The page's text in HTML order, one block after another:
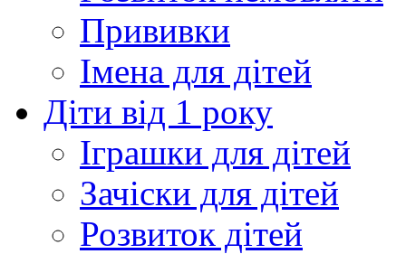
Прививки
Імена для дітей
Діти від 1 року
Іграшки для дітей
Зачіски для дітей
Розвиток дітей